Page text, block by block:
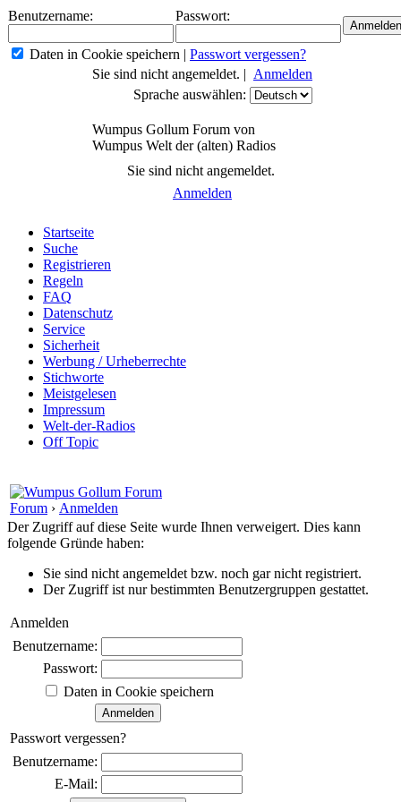
Benutzername: Passwort:
Daten in Cookie speichern | Passwort vergessen?
Sie sind nicht angemeldet. | Anmelden
Sprache auswählen:
Wumpus Gollum Forum von
Wumpus Welt der (alten) Radios
Sie sind nicht angemeldet.
Anmelden
Startseite
Suche
Registrieren
Regeln
FAQ
Datenschutz
Service
Sicherheit
Werbung / Urheberrechte
Stichworte
Meistgelesen
Impressum
Welt-der-Radios
Off Topic
Forum › Anmelden
Der Zugriff auf diese Seite wurde Ihnen verweigert. Dies kann
folgende Gründe haben:
Sie sind nicht angemeldet bzw. noch gar nicht registriert.
Der Zugriff ist nur bestimmten Benutzergruppen gestattet.
Anmelden
Benutzername:
Passwort:
Daten in Cookie speichern
Passwort vergessen?
Benutzername:
E-Mail: